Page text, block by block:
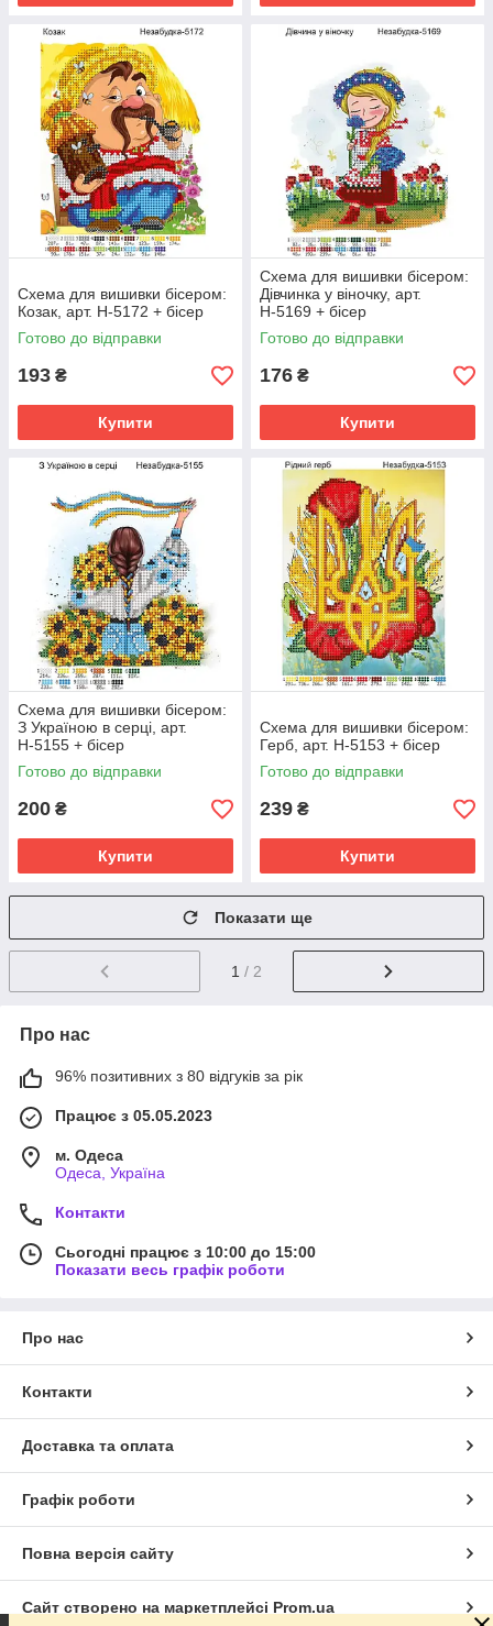
Схема для вишивки бісером:
Козак, арт. Н-5172 + бісер
Готово до відправки
193 ₴
Купити
Схема для вишивки бісером:
Дівчинка у віночку, арт.
Н-5169 + бісер
Готово до відправки
176 ₴
Купити
Схема для вишивки бісером:
З Україною в серці, арт.
Н-5155 + бісер
Готово до відправки
200 ₴
Купити
Схема для вишивки бісером:
Герб, арт. Н-5153 + бісер
Готово до відправки
239 ₴
Купити
Показати ще
1 / 2
Про нас
96% позитивних з 80 відгуків за рік
Працює з 05.05.2023
м. Одеса
Одеса, Україна
Контакти
Сьогодні працює з 10:00 до 15:00
Показати весь графік роботи
Про нас
Контакти
Доставка та оплата
Графік роботи
Повна версія сайту
Сайт створено на маркетплейсі Prom.ua